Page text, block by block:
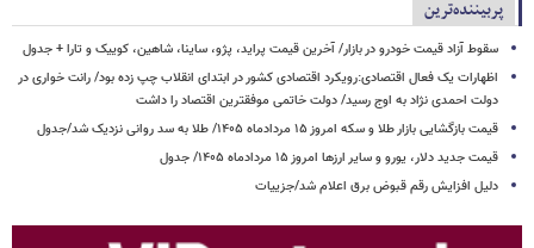
پربیننده‌ترین
سقوط آزاد قیمت خودرو در بازار/ آخرین قیمت پراید، پژو، ساینا، شاهین، کوییک و تارا + جدول
اظهارات یک فعال اقتصادی:رویکرد اقتصادی کشور در ابتدای انقلاب چپ زده بود/ رانت خواری در
دولت احمدی نژاد به اوج رسید/ دولت خاتمی موفقترین اقتصاد را داشت
قیمت بازگشایی بازار طلا و سکه امروز ۱۵ مردادماه ۱۴۰۵/ طلا به سد روانی نزدیک شد/جدول
قیمت جدید دلار، یورو و سایر ارزها امروز ۱۵ مردادماه ۱۴۰۵/ جدول
دلیل افزایش رقم قبوض برق اعلام شد/جزییات